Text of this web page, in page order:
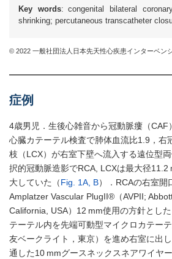
Key words: congenital bilateral
shrinking; percutaneous transcatheter
© 2022 一般社団法人日本先天性心疾患インターベン
症例
4歳男児．生後心雑音から冠動脈瘻（
心臓カテーテル検査で肺体血流比1.9，右
枝（LCX）が右室下壁へ流入する遠位型
択的冠動脈造影でRCA, LCXは最大径
大していた（Fig. 1A, B）．RCAの右室開
Amplatzer Vascular PlugII®（AVPII;
California, USA）12 mm使用の方針とし
テーテル内を先端可動型マイクロカテー
友ベークライト，東京）を進め右室に出
通した10 mmグースネックスネアワイヤ